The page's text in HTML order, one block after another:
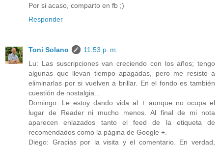
Por si acaso, comparto en fb ;)
Responder
Toni Solano
11:53 p. m.
Lu: Las suscripciones van creciendo con los años; tengo
algunas que llevan tiempo apagadas, pero me resisto a
eliminarlas por si vuelven a brillar. En el fondo es también
cuestión de nostalgia...
Domingo: Le estoy dando vida al + aunque no ocupa el
lugar de Reader ni mucho menos. Al final de mi nota
aparecen enlazados tanto el feed de la etiqueta de
recomendados como la página de Google +.
Diego: Gracias por la visita y el comentario. En verdad,